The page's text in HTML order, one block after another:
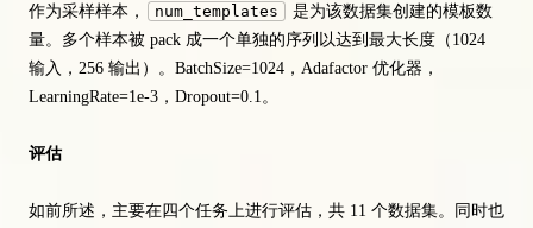
作为采样样本，
num_templates
是为该数据集创建的模板数
量。多个样本被 pack 成一个单独的序列以达到最大长度（1024
输入，256 输出）。BatchSize=1024，Adafactor 优化器，
LearningRate=1e-3，Dropout=0.1。
评估
如前所述，主要在四个任务上进行评估，共 11 个数据集。同时也